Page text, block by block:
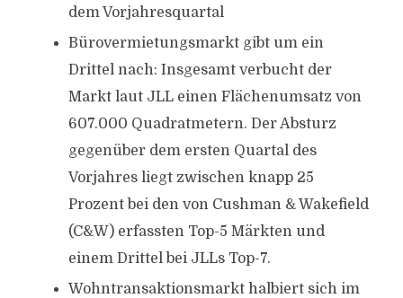
dem Vorjahresquartal
Bürovermietungsmarkt gibt um ein
Drittel nach: Insgesamt verbucht der
Markt laut JLL einen Flächenumsatz von
607.000 Quadratmetern. Der Absturz
gegenüber dem ersten Quartal des
Vorjahres liegt zwischen knapp 25
Prozent bei den von Cushman & Wakefield
(C&W) erfassten Top-5 Märkten und
einem Drittel bei JLLs Top-7.
Wohntransaktionsmarkt halbiert sich im